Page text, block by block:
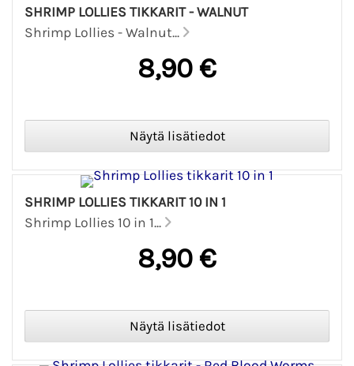
SHRIMP LOLLIES TIKKARIT - WALNUT
Shrimp Lollies - Walnut...
8,90 €
SHRIMP LOLLIES TIKKARIT 10 IN 1
Shrimp Lollies 10 in 1...
8,90 €